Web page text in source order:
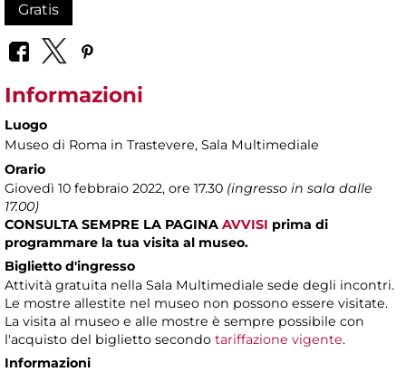
Gratis
Informazioni
Luogo
Museo di Roma in Trastevere, Sala Multimediale
Orario
Giovedì 10 febbraio 2022, ore 17.30 (ingresso in sala dalle
17.00)
CONSULTA SEMPRE LA PAGINA AVVISI prima di
programmare la tua visita al museo.
Biglietto d'ingresso
Attività gratuita nella Sala Multimediale sede degli incontri.
Le mostre allestite nel museo non possono essere visitate.
La visita al museo e alle mostre è sempre possibile con
l'acquisto del biglietto secondo tariffazione vigente.
Informazioni